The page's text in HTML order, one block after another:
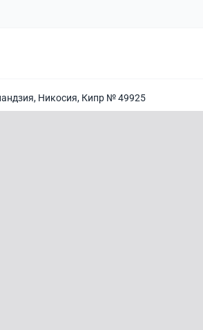
Никосия, Кипр № 49925